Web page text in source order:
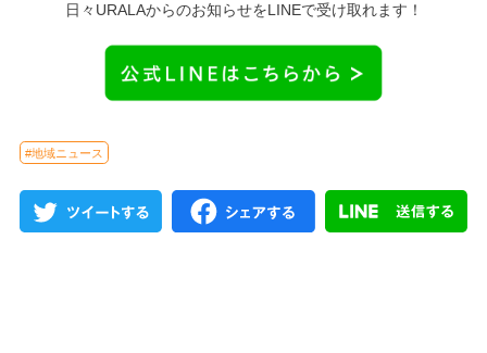
日々URALAからのお知らせをLINEで受け取れます！
#地域ニュース